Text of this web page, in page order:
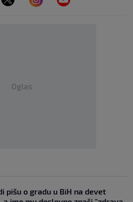
Oglas
pišu o gradu u BiH na devet